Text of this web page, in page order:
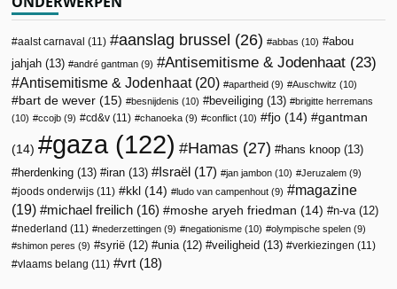
aalst carnaval (11) aanslag brussel (26) abbas (10)
abou
jahjah (13) andré gantman (9) Antisemitisme & Jodenhaat (23)
Antisemitisme & Jodenhaat(20) apartheid (9) Auschwitz (10)
bart de wever (15) besnijdenis (10) beveiliging (13)
brigitte herremans
(10)
ccojb (9) cd&v (11) chanoeka (9) conflict (10) fjo (14) gantman
(14) gaza (122) Hamas (27) hans knoop (13)
herdenking (13) iran (13) Israël (17) jan jambon (10) Jeruzalem (9)
joods onderwijs (11) kkl (14) ludo van campenhout (9)
magazine
(19)
michael freilich (16) moshe aryeh friedman (14) n-va (12)
nederland (11) nederzettingen (9) negationisme (10) olympische spelen (9)
shimon peres (9) syrië (12) unia (12) veiligheid (13) verkiezingen (11)
vlaams belang (11) vrt (18)